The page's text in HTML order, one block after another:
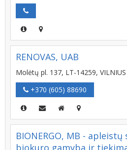
RENOVAS, UAB
Molėtų pl. 137, LT-14259, VILNIUS
+370 (605) 88690
BIONERGO, MB -
biokuro gamyba ir